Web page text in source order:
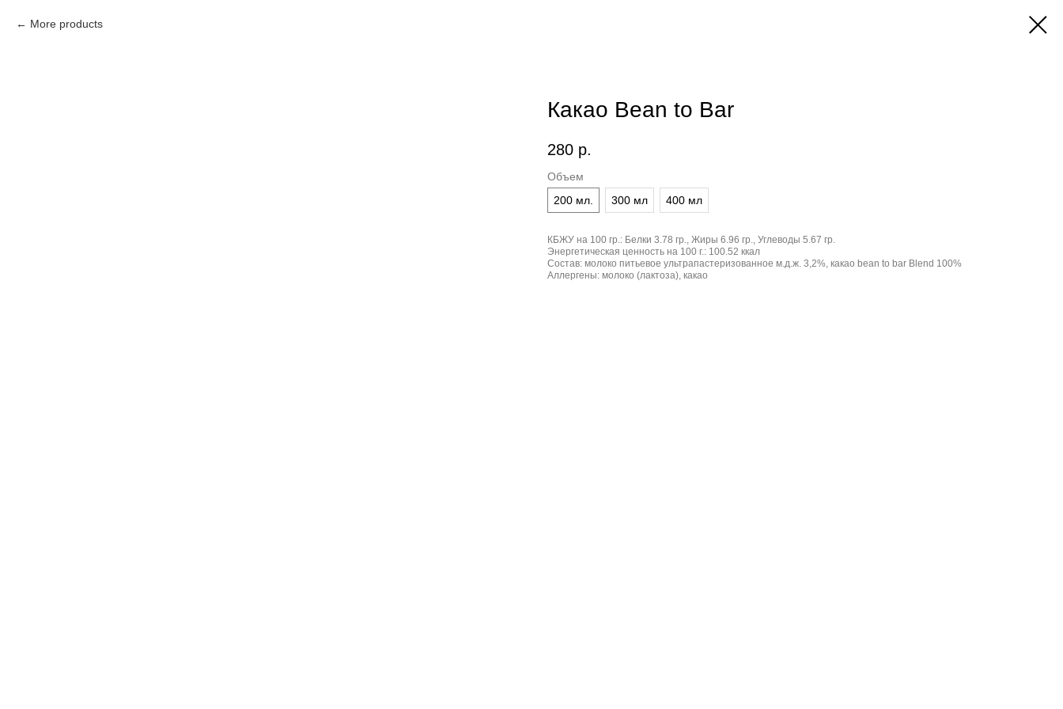
More products
Какао Bean to Bar
280 р.
Объем
200 мл.
300 мл 400 мл
КБЖУ на 100 гр.: Белки 3.78 гр., Жиры 6.96 гр., Углеводы 5.67 гр.
Энергетическая ценность на 100 г.: 100.52 ккал
Состав: молоко питьевое ультрапастеризованное м.д.ж. 3,2%, какао bean to bar Blend 100%
Аллергены: молоко (лактоза), какао